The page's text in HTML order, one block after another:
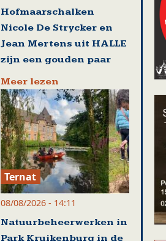
Hofmaarschalken
Nicole De Strycker en
Jean Mertens uit HALLE
zijn een gouden paar
Meer lezen
Ternat
08/08/2026 - 14:11
Natuurbeheerwerken in
Park Kruikenburg in de